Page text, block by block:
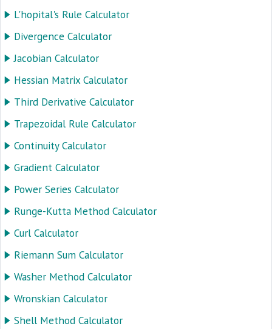
L'hopital's Rule Calculator
Divergence Calculator
Jacobian Calculator
Hessian Matrix Calculator
Third Derivative Calculator
Trapezoidal Rule Calculator
Continuity Calculator
Gradient Calculator
Power Series Calculator
Runge-Kutta Method Calculator
Curl Calculator
Riemann Sum Calculator
Washer Method Calculator
Wronskian Calculator
Shell Method Calculator